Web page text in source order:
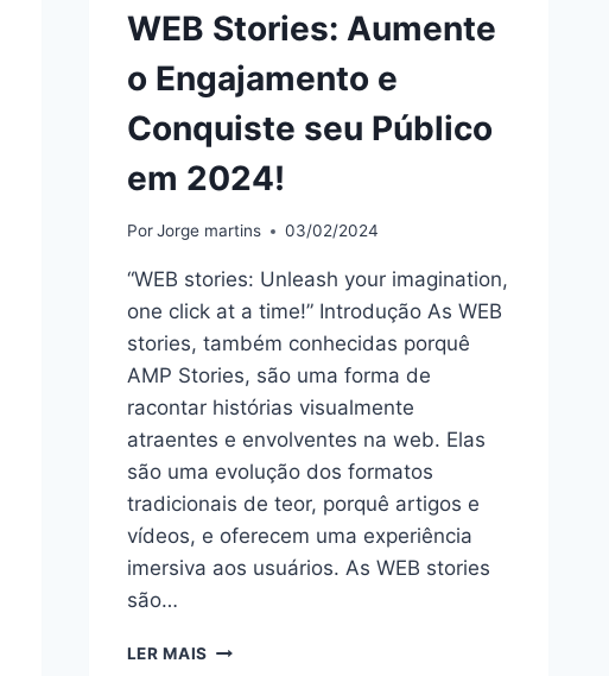
WEB Stories: Aumente
o Engajamento e
Conquiste seu Público
em 2024!
Por Jorge martins 03/02/2024
“WEB stories: Unleash your imagination,
one click at a time!” Introdução As WEB
stories, também conhecidas porquê
AMP Stories, são uma forma de
racontar histórias visualmente
atraentes e envolventes na web. Elas
são uma evolução dos formatos
tradicionais de teor, porquê artigos e
vídeos, e oferecem uma experiência
imersiva aos usuários. As WEB stories
são…
LER MAIS DESVENDE